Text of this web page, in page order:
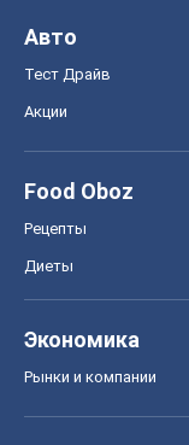
Авто
Тест Драйв
Акции
Food Oboz
Рецепты
Диеты
Экономика
Рынки и компании